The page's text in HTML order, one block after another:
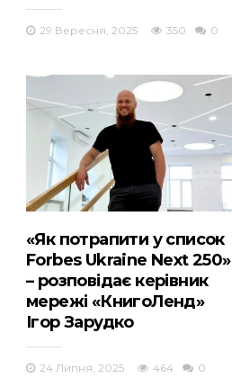
29 Вересня, 2025 350 0
«Як потрапити у список
Forbes Ukraine Next 250»
– розповідає керівник
мережі «КнигоЛенд»
Ігор Зарудко
24 Липня, 2025 464 0